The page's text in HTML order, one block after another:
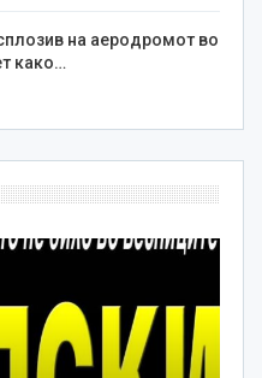
на аеродромот во
како…